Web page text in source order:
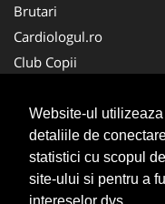
Website-ul
detaliile de
statistici cu scopul
site-ului si pentru a
Brutari
Cardiologul.ro
Club Copii
Ambalaje Romania
Cabinet-Individual.ro
CentruInchirieri.ro
Cursuri Romania